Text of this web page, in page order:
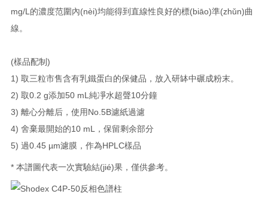
mg/L 的濃度范圍內(nèi)均能得到直線性良好的標(biāo)準(zhǔn)曲
線。
(樣品配制)
1) 取三粒市售含有乳鐵蛋白的保健品，放入研缽中碾成粉末。
2) 取0.2 g添加50 mL 純凈水超聲10分鐘
3) 離心分離后，使用No.5B濾紙過濾
4) 舍棄最開始的10 mL
，保留剩余部分
5) 過0.45 µm濾膜，作為HPLC樣品
* 本譜圖代表一次實驗結(jié)果，僅供參考。